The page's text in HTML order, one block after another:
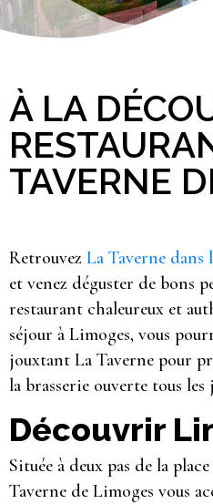
À LA
TAVERNE
Retrouvez La Taverne
et venez déguster de bons
restaurant chaleureux et
séjour à Limoges, vous
jouxtant La Taverne pour
la brasserie ouverte tous les
Découvrir
Située à deux pas de la
Taverne de Limoges vous